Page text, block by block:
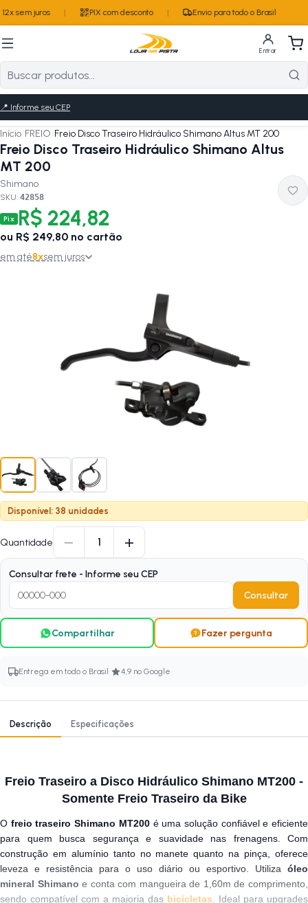
sem juros PIX com desconto Envio para todo o Brasil
Entrar
📍 Informe seu CEP
Início/FREIO/Freio Disco Traseiro Hidráulico Shimano Altus MT 200
Freio Disco Traseiro Hidráulico Shimano Altus
MT 200
Shimano
SKU: 42858
Pix R$ 224,82
ou R$ 249,80 no cartão
em até8xsem juros
Disponível: 38 unidades
Quantidade − 1 +
Consultar frete - Informe seu CEP
Consultar
Compartilhar Fazer pergunta
Entrega em todo o Brasil · 4,9 no Google
Descrição Especificações
Freio Traseiro a Disco Hidráulico Shimano MT200 -
Somente Freio Traseiro da Bike
O freio traseiro Shimano MT200é uma solução confiável e eficiente
para quem busca segurança e suavidade nas frenagens. Com
construção em alumínio tanto no manete quanto na pinça, oferece
leveza e resistência para o uso diário ou esportivo. Utiliza óleo
mineral Shimano e conta com mangueira de 1,60m de comprimento,
sendo compatível com a maioria das bicicletas . Ideal para upgrades